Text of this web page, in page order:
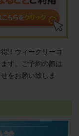
！ウィークリーコ
す。ご予約の際は
をお願い致しま